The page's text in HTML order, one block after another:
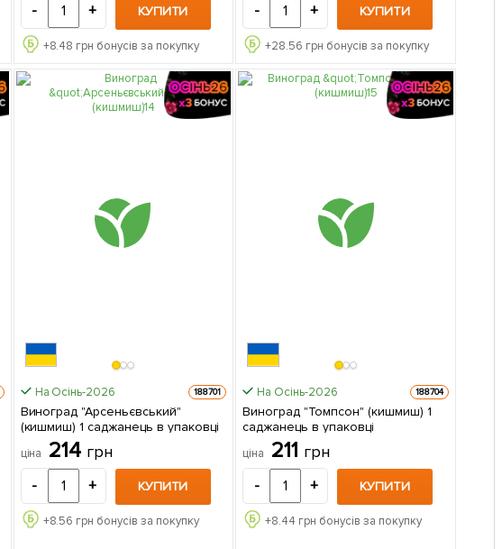
- + КУПИТИ
+8.48 грн бонусів за покупку
- + КУПИТИ
+28.56 грн бонусів за покупку
На Осінь-2026 188701
Виноград "Арсеньєвський"
(кишмиш) 1 саджанець в упаковці
ціна 214 грн
- + КУПИТИ
+8.56 грн бонусів за покупку
На Осінь-2026 188704
Виноград "Томпсон" (кишмиш) 1
саджанець в упаковці
ціна 211 грн
- + КУПИТИ
+8.44 грн бонусів за покупку